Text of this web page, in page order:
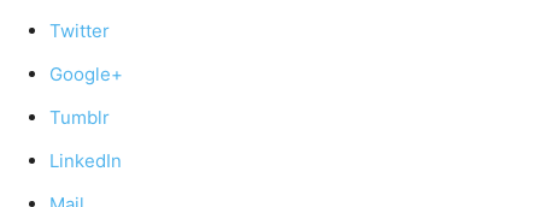
Twitter
Google+
Tumblr
LinkedIn